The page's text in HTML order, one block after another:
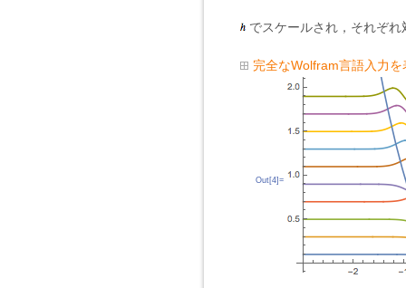
でスケールされ，それぞ
完全なWolfram言語入力を
Out[4]=